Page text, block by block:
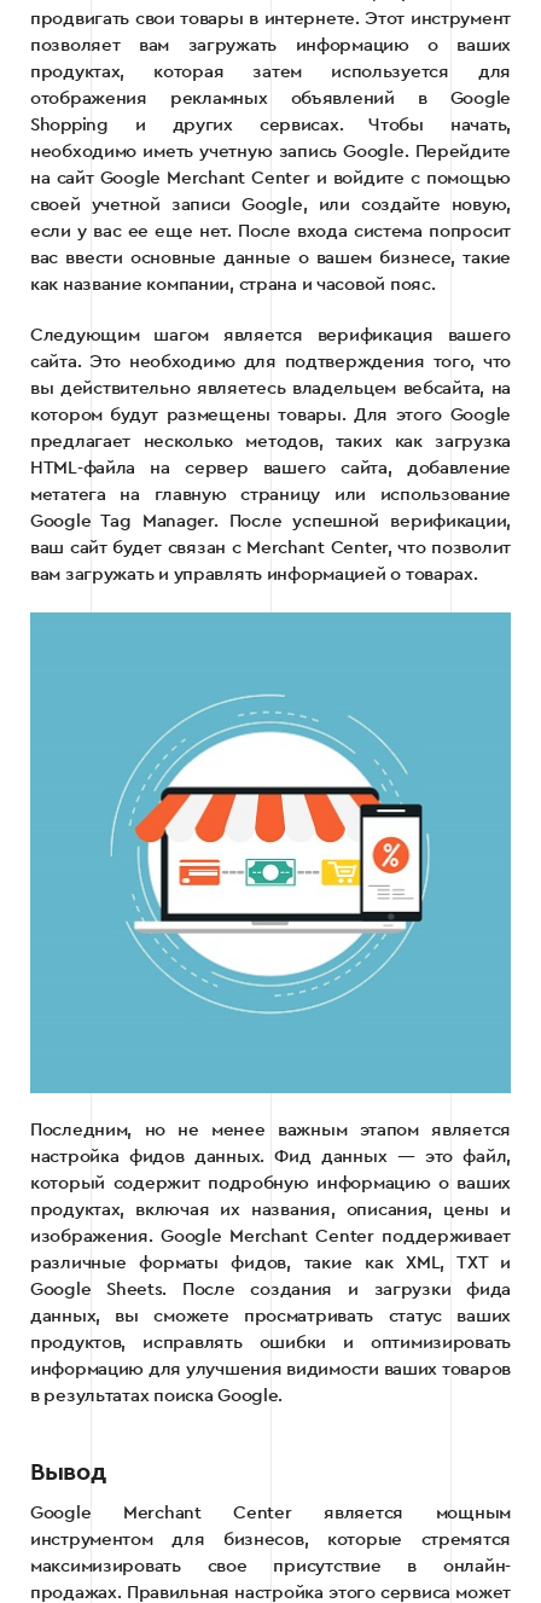
продвигать свои товары в интернете. Этот инструмент
позволяет вам загружать информацию о ваших
продуктах, которая затем используется для
отображения рекламных объявлений в Google
Shopping и других сервисах. Чтобы начать,
необходимо иметь учетную запись Google. Перейдите
на сайт Google Merchant Center и войдите с помощью
своей учетной записи Google, или создайте новую,
если у вас ее еще нет. После входа система попросит
вас ввести основные данные о вашем бизнесе, такие
как название компании, страна и часовой пояс.
Следующим шагом является верификация вашего
сайта. Это необходимо для подтверждения того, что
вы действительно являетесь владельцем вебсайта, на
котором будут размещены товары. Для этого Google
предлагает несколько методов, таких как загрузка
HTML-файла на сервер вашего сайта, добавление
метатега на главную страницу или использование
Google Tag Manager. После успешной верификации,
ваш сайт будет связан с Merchant Center, что позволит
вам загружать и управлять информацией о товарах.
Последним, но не менее важным этапом является
настройка фидов данных. Фид данных — это файл,
который содержит подробную информацию о ваших
продуктах, включая их названия, описания, цены и
изображения. Google Merchant Center поддерживает
различные форматы фидов, такие как XML, TXT и
Google Sheets. После создания и загрузки фида
данных, вы сможете просматривать статус ваших
продуктов, исправлять ошибки и оптимизировать
информацию для улучшения видимости ваших товаров
в результатах поиска Google.
Вывод
Google Merchant Center является мощным
инструментом для бизнесов, которые стремятся
максимизировать свое присутствие в онлайн-
продажах. Правильная настройка этого сервиса может